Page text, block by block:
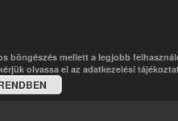
böngészés mellett a legjobb
olvassa el az adatkezelési